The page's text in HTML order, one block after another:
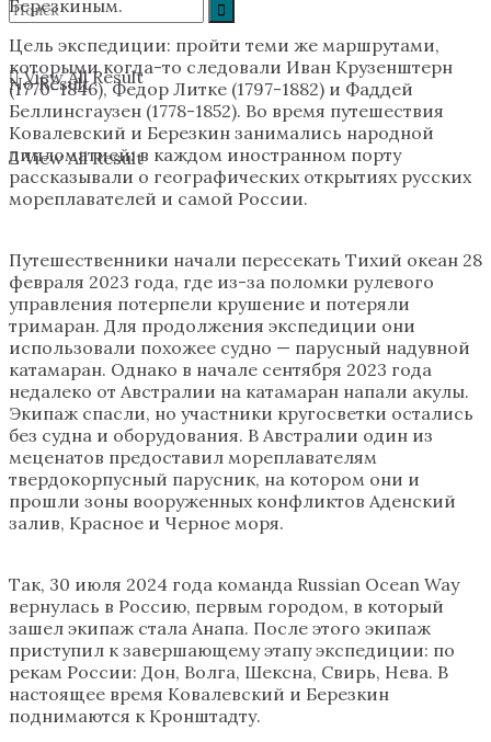
View All Result
No Result
View All Result
Березкиным.
Цель экспедиции: пройти теми же маршрутами,
которыми когда-то следовали Иван Крузенштерн
(1770-1846), Федор Литке (1797-1882) и Фаддей
Беллинсгаузен (1778-1852). Во время путешествия
Ковалевский и Березкин занимались народной
дипломатией: в каждом иностранном порту
рассказывали о географических открытиях русских
мореплавателей и самой России.
Путешественники начали пересекать Тихий океан 28
февраля 2023 года, где из-за поломки рулевого
управления потерпели крушение и потеряли
тримаран. Для продолжения экспедиции они
использовали похожее судно — парусный надувной
катамаран. Однако в начале сентября 2023 года
недалеко от Австралии на катамаран напали акулы.
Экипаж спасли, но участники кругосветки остались
без судна и оборудования. В Австралии один из
меценатов предоставил мореплавателям
твердокорпусный парусник, на котором они и
прошли зоны вооруженных конфликтов Аденский
залив, Красное и Черное моря.
Так, 30 июля 2024 года команда Russian Ocean Way
вернулась в Россию, первым городом, в который
зашел экипаж стала Анапа. После этого экипаж
приступил к завершающему этапу экспедиции: по
рекам России: Дон, Волга, Шексна, Свирь, Нева. В
настоящее время Ковалевский и Березкин
поднимаются к Кронштадту.